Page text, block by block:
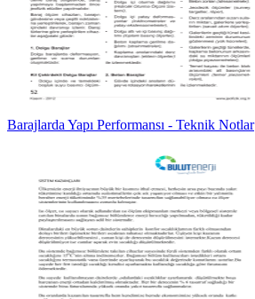
Barajlarda Yapı Performansı - Teknik Notlar